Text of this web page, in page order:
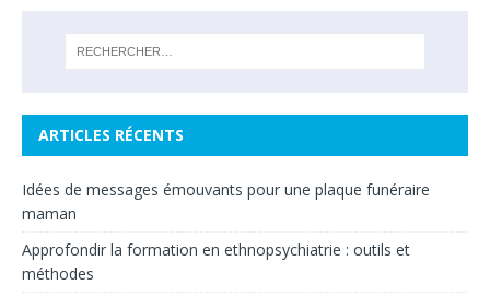
ARTICLES RÉCENTS
Idées de messages émouvants pour une plaque funéraire
maman
Approfondir la formation en ethnopsychiatrie : outils et
méthodes